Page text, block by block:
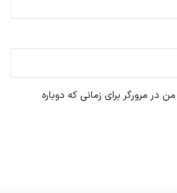
در مرورگر برای زمانی که دوباره